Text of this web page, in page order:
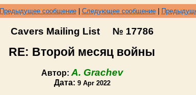
Предыдущее сообщение| Следующее сообщение|
Cavers Mailing List № 17786
RE: Второй месяц войны
Автор: A. Grachev
Дата: 9 Apr 2022